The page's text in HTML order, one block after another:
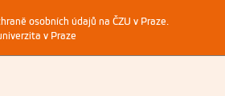
osobních údajů na ČZU v Praze.
v Praze